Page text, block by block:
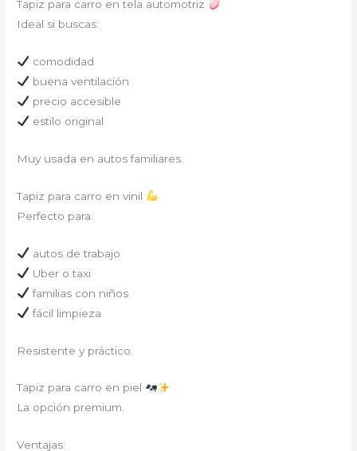
Tapiz para carro en tela automotriz
Ideal si buscas:
comodidad
buena ventilación
precio accesible
estilo original
Muy usada en autos familiares.
Tapiz para carro en vinil
Perfecto para:
autos de trabajo
Uber o taxi
familias con niños
fácil limpieza
Resistente y práctico.
Tapiz para carro en piel
La opción premium.
Ventajas: